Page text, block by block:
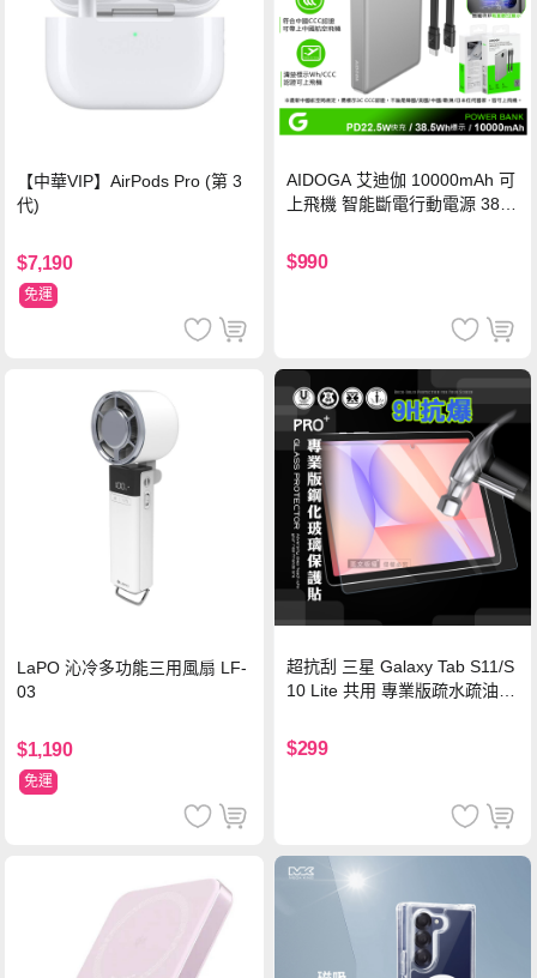
【中華VIP】AirPods Pro (第 3
代)
$7,190
免運
AIDOGA 艾迪伽 10000mAh 可
上飛機 智能斷電行動電源 38.5
灣BSMI/中國CCC/歐美CE/FCC
認證
$990
LaPO 沁冷多功能三用風扇 LF-
03
$1,190
免運
超抗刮 三星 Galaxy Tab S11/S
10 Lite 共用 專業版疏水疏油9
$299